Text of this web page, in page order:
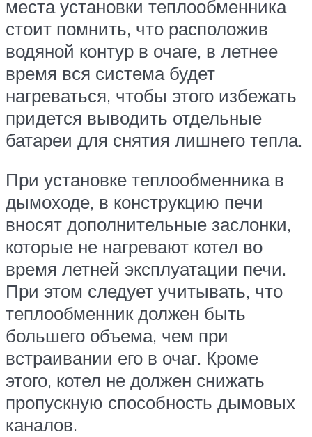
места установки теплообменника
стоит помнить, что расположив
водяной контур в очаге, в летнее
время вся система будет
нагреваться, чтобы этого избежать
придется выводить отдельные
батареи для снятия лишнего тепла.
При установке теплообменника в
дымоходе, в конструкцию печи
вносят дополнительные заслонки,
которые не нагревают котел во
время летней эксплуатации печи.
При этом следует учитывать, что
теплообменник должен быть
большего объема, чем при
встраивании его в очаг. Кроме
этого, котел не должен снижать
пропускную способность дымовых
каналов.